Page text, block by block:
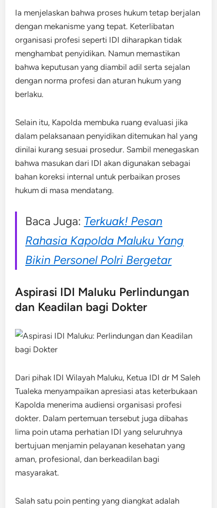
Ia menjelaskan bahwa proses hukum tetap berjalan
dengan mekanisme yang tepat. Keterlibatan
organisasi profesi seperti IDI diharapkan tidak
menghambat penyidikan. Namun memastikan
bahwa keputusan yang diambil adil serta sejalan
dengan norma profesi dan aturan hukum yang
berlaku.
Selain itu, Kapolda membuka ruang evaluasi jika
dalam pelaksanaan penyidikan ditemukan hal yang
dinilai kurang sesuai prosedur. Sambil menegaskan
bahwa masukan dari IDI akan digunakan sebagai
bahan koreksi internal untuk perbaikan proses
hukum di masa mendatang.
Baca Juga: Terkuak! Pesan
Rahasia Kapolda Maluku Yang
Bikin Personel Polri Bergetar
Aspirasi IDI Maluku Perlindungan
dan Keadilan bagi Dokter
Dari pihak IDI Wilayah Maluku, Ketua IDI dr M Saleh
Tualeka menyampaikan apresiasi atas keterbukaan
Kapolda menerima audiensi organisasi profesi
dokter. Dalam pertemuan tersebut juga dibahas
lima poin utama perhatian IDI yang seluruhnya
bertujuan menjamin pelayanan kesehatan yang
aman, profesional, dan berkeadilan bagi
masyarakat.
Salah satu poin penting yang diangkat adalah